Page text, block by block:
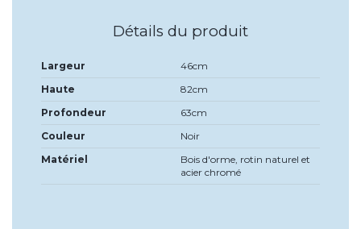
Détails du produit
Largeur
46cm
Haute
82cm
Profondeur
63cm
Couleur
Noir
Matériel
Bois d'orme, rotin naturel et
acier chromé